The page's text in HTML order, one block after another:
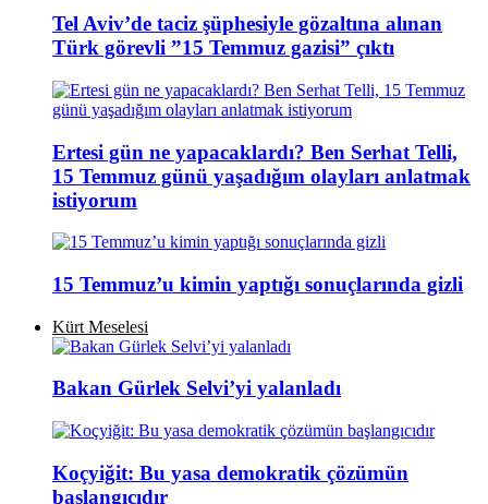
Tel Aviv’de taciz şüphesiyle gözaltına alınan
Türk görevli ”15 Temmuz gazisi” çıktı
Ertesi gün ne yapacaklardı? Ben Serhat Telli,
15 Temmuz günü yaşadığım olayları anlatmak
istiyorum
15 Temmuz’u kimin yaptığı sonuçlarında gizli
Kürt Meselesi
Bakan Gürlek Selvi’yi yalanladı
Koçyiğit: Bu yasa demokratik çözümün
başlangıcıdır